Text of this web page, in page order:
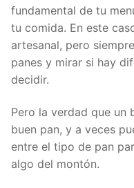
fundamental de tu
tu comida. En este
artesanal, pero
panes y mirar si hay
decidir.
Pero la verdad que un
buen pan, y a veces
entre el tipo de pan
algo del montón.